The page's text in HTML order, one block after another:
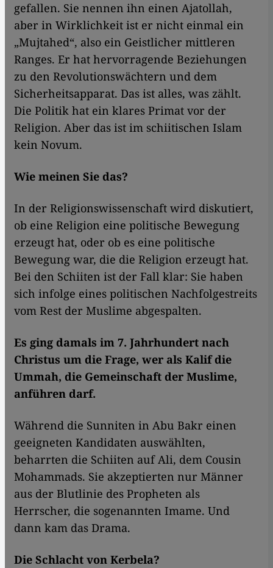
gefallen. Sie nennen ihn einen Ajatollah,
aber in Wirklichkeit ist er nicht einmal ein
„Mujtahed“, also ein Geistlicher mittleren
Ranges. Er hat hervorragende Beziehungen
zu den Revolutionswächtern und dem
Sicherheitsapparat. Das ist alles, was zählt.
Die Politik hat ein klares Primat vor der
Religion. Aber das ist im schiitischen Islam
kein Novum.
Wie meinen Sie das?
In der Religionswissenschaft wird diskutiert,
ob eine Religion eine politische Bewegung
erzeugt hat, oder ob es eine politische
Bewegung war, die die Religion erzeugt hat.
Bei den Schiiten ist der Fall klar: Sie haben
sich infolge eines politischen Nachfolgestreits
vom Rest der Muslime abgespalten.
Es ging damals im 7. Jahrhundert nach
Christus um die Frage, wer als Kalif die
Ummah, die Gemeinschaft der Muslime,
anführen darf.
Während die Sunniten in Abu Bakr einen
geeigneten Kandidaten auswählten,
beharrten die Schiiten auf Ali, dem Cousin
Mohammads. Sie akzeptierten nur Männer
aus der Blutlinie des Propheten als
Herrscher, die sogenannten Imame. Und
dann kam das Drama.
Die Schlacht von Kerbela?